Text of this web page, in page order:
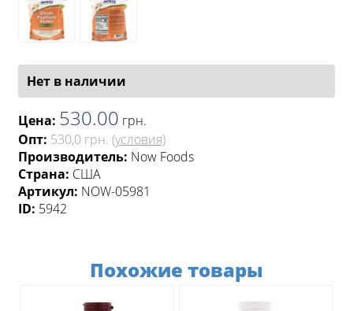
Нет в наличии
Цена: 530.00 грн.
Опт: 530,0 грн. (условия)
Производитель: Now Foods
Страна: США
Артикул: NOW-05981
ID: 5942
Похожие товары